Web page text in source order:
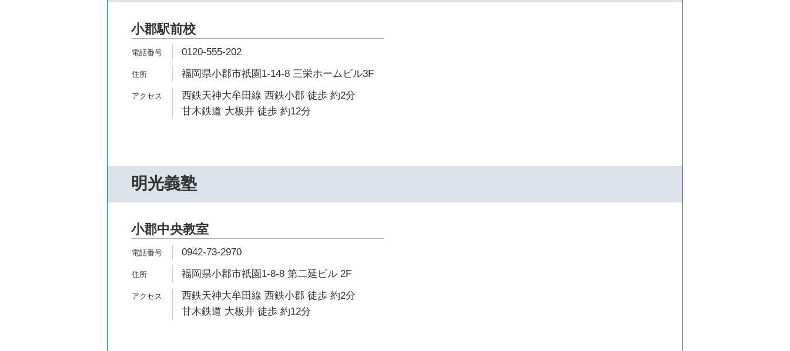
小郡駅前校
0120-555-202
福岡県小郡市祇園1-14-8 三栄ホームビル3F
西鉄天神大牟田線 西鉄小郡 徒歩 約2分
甘木鉄道 大板井 徒歩 約12分
明光義塾
小郡中央教室
0942-73-2970
福岡県小郡市祇園1-8-8 第二延ビル 2F
西鉄天神大牟田線 西鉄小郡 徒歩 約2分
甘木鉄道 大板井 徒歩 約12分